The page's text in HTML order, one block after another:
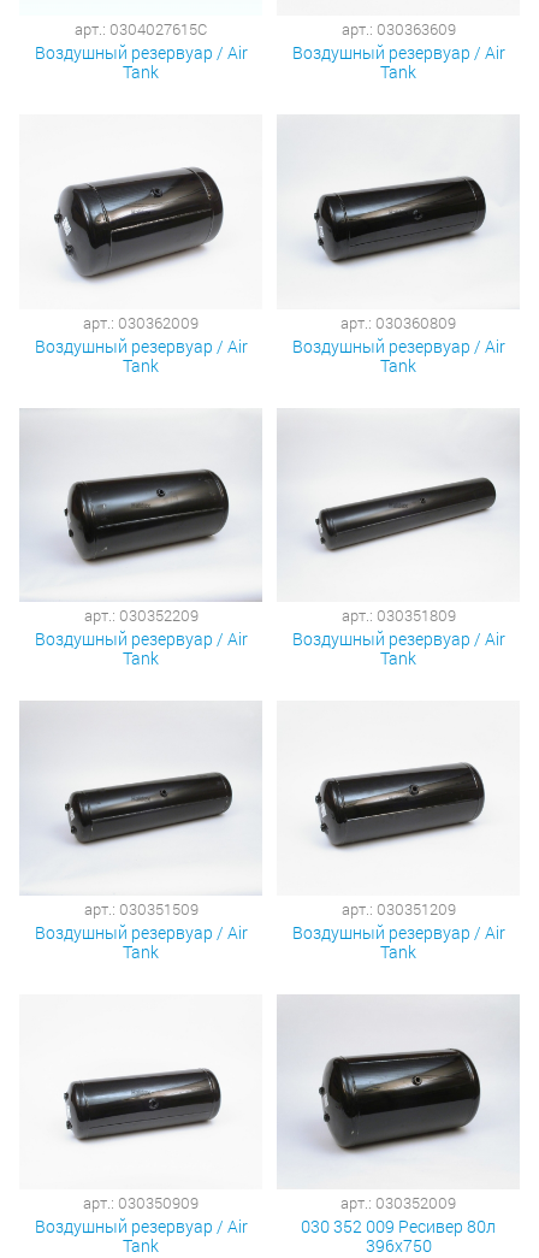
арт.: 0304027615C
Воздушный резервуар / Air
Tank
арт.: 030363609
Воздушный резервуар / Air
Tank
арт.: 030362009
Воздушный резервуар / Air
Tank
арт.: 030360809
Воздушный резервуар / Air
Tank
арт.: 030352209
Воздушный резервуар / Air
Tank
арт.: 030351809
Воздушный резервуар / Air
Tank
арт.: 030351509
Воздушный резервуар / Air
Tank
арт.: 030351209
Воздушный резервуар / Air
Tank
арт.: 030350909
Воздушный резервуар / Air
Tank
арт.: 030352009
030 352 009 Ресивер 80л
396х750